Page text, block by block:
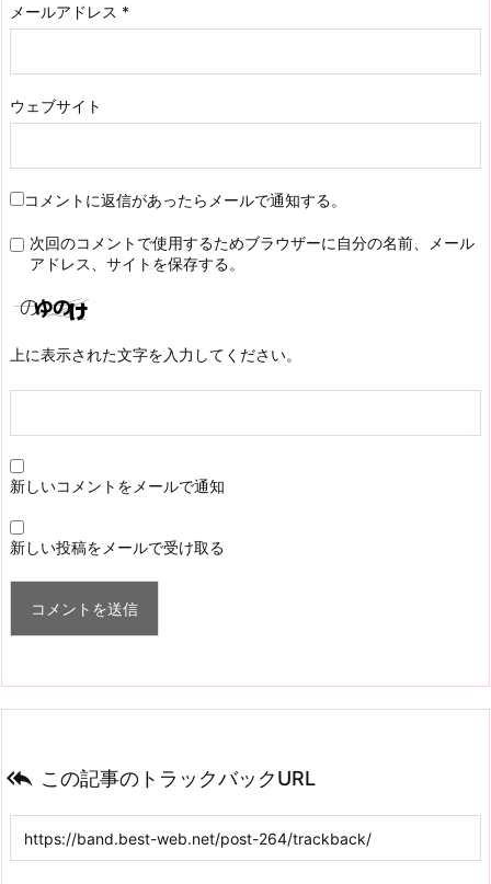
メールアドレス *
ウェブサイト
コメントに返信があったらメールで通知する。
次回のコメントで使用するためブラウザーに自分の名前、メール
アドレス、サイトを保存する。
上に表示された文字を入力してください。
新しいコメントをメールで通知
新しい投稿をメールで受け取る
 この記事のトラックバックURL